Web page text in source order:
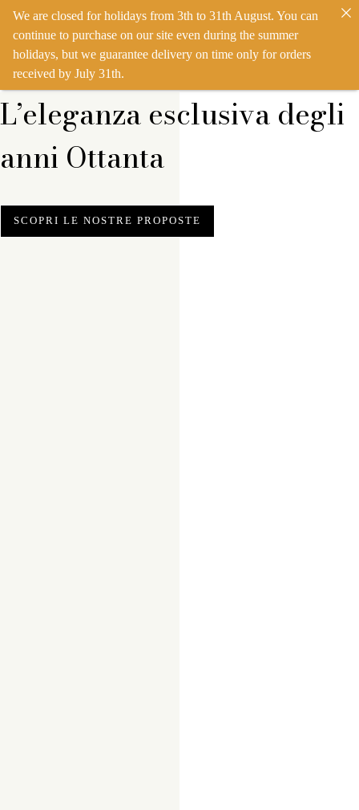
IT ENACCEDI
L’eleganza esclusiva degli
anni Ottanta
SCOPRI LE NOSTRE PROPOSTE
We are closed for holidays from 3th to 31th August. You can
continue to purchase on our site even during the summer
holidays, but we guarantee delivery on time only for orders
received by July 31th.